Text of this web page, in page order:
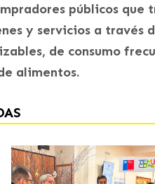
públicos que
y servicios a través
de consumo
alimentos.